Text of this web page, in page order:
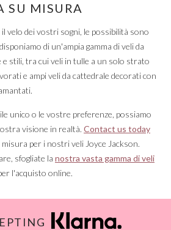
SU MISURA
velo dei vostri sogni, le possibilità sono
di un'ampia gamma di veli da
e stili, tra cui veli in tulle a un solo strato
e ampi veli da cattedrale decorati con
unico o le vostre preferenze, possiamo
visione in realtà. Contact us today
per i nostri veli Joyce Jackson.
sfogliate la nostra vasta gamma di veli
l'acquisto online.